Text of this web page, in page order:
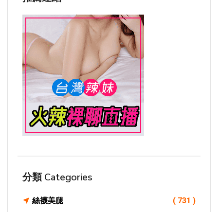
分類 Categories
絲襪美腿 ( 731 )